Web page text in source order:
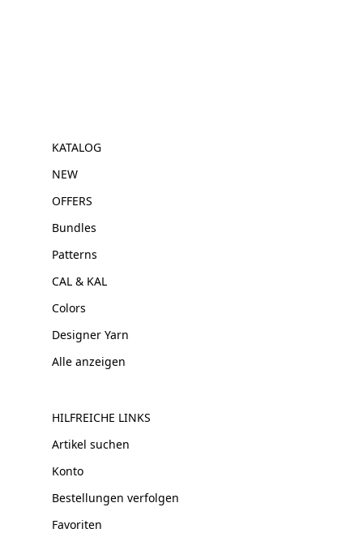
KATALOG
NEW
OFFERS
Bundles
Patterns
CAL & KAL
Colors
Designer Yarn
Alle anzeigen
HILFREICHE LINKS
Artikel suchen
Konto
Bestellungen verfolgen
Favoriten